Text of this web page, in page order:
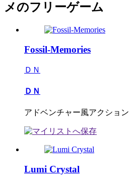
メのフリーゲーム
Fossil-Memories
ＤＮ
ＤＮ
アドベンチャー風アクション
Lumi Crystal